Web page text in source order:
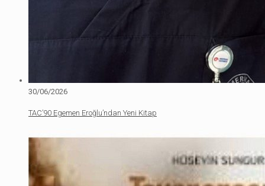
30/06/2026
TAC’90 Egemen Eroğlu’ndan Yeni Kitap